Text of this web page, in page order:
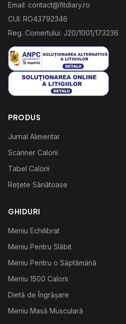
Email: contact@fitdiary.ro
CUI: RO43792346
Reg. Comertului: J20/1001/173236
PRODUS
Jurnal Alimentar
Scanner Calorii
Tabel Calorii
Rețete Sănătoase
GHIDURI
Meniu Echilibrat
Meniu Pentru Slăbit
Meniu Pentru o Săptămână
Meniu 1500 Calorii
Dietă de Îngrășare
Meniu Masă Musculară